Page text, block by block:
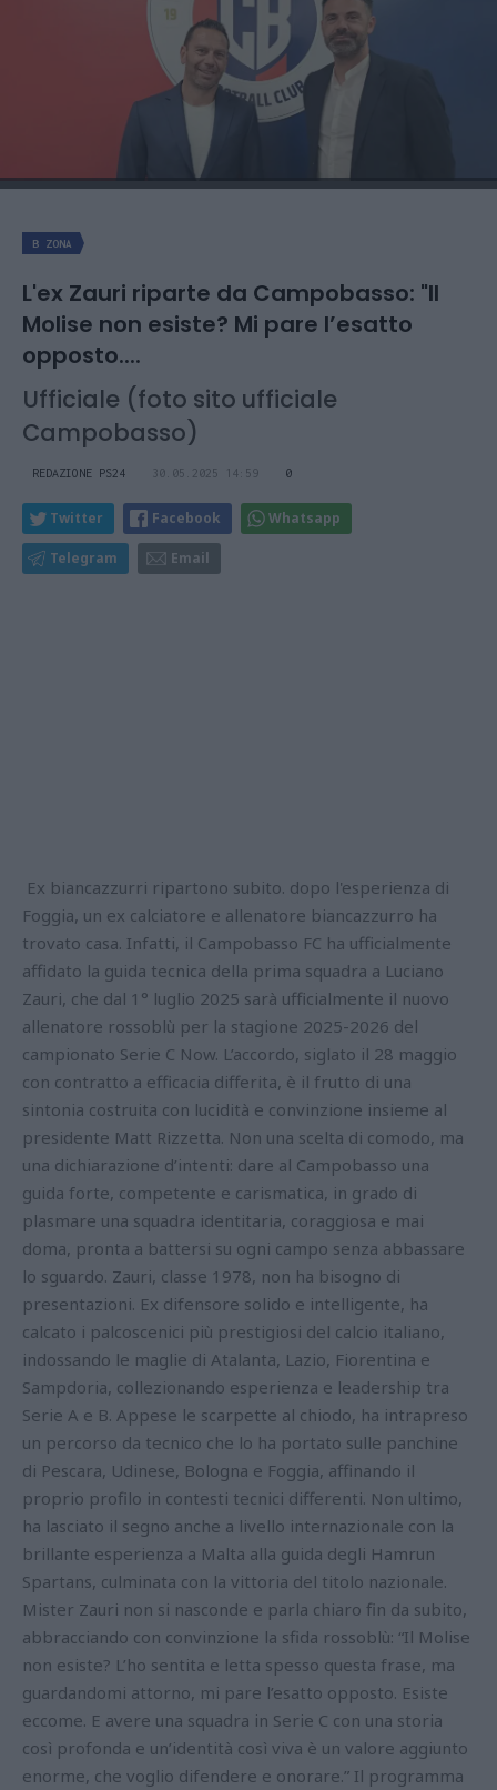
B ZONA
L'ex Zauri riparte da Campobasso: "Il
Molise non esiste? Mi pare l’esatto
opposto....
Ufficiale (foto sito ufficiale
Campobasso)
REDAZIONE PS24 30.05.2025 14:59 0
Twitter Facebook Whatsapp
Telegram Email
Ex biancazzurri ripartono subito. dopo l'esperienza di
Foggia, un ex calciatore e allenatore biancazzurro ha
trovato casa. Infatti, il Campobasso FC ha ufficialmente
affidato la guida tecnica della prima squadra a Luciano
Zauri, che dal 1° luglio 2025 sarà ufficialmente il nuovo
allenatore rossoblù per la stagione 2025-2026 del
campionato Serie C Now. L’accordo, siglato il 28 maggio
con contratto a efficacia differita, è il frutto di una
sintonia costruita con lucidità e convinzione insieme al
presidente Matt Rizzetta. Non una scelta di comodo, ma
una dichiarazione d’intenti: dare al Campobasso una
guida forte, competente e carismatica, in grado di
plasmare una squadra identitaria, coraggiosa e mai
doma, pronta a battersi su ogni campo senza abbassare
lo sguardo. Zauri, classe 1978, non ha bisogno di
presentazioni. Ex difensore solido e intelligente, ha
calcato i palcoscenici più prestigiosi del calcio italiano,
indossando le maglie di Atalanta, Lazio, Fiorentina e
Sampdoria, collezionando esperienza e leadership tra
Serie A e B. Appese le scarpette al chiodo, ha intrapreso
un percorso da tecnico che lo ha portato sulle panchine
di Pescara, Udinese, Bologna e Foggia, affinando il
proprio profilo in contesti tecnici differenti. Non ultimo,
ha lasciato il segno anche a livello internazionale con la
brillante esperienza a Malta alla guida degli Hamrun
Spartans, culminata con la vittoria del titolo nazionale.
Mister Zauri non si nasconde e parla chiaro fin da subito,
abbracciando con convinzione la sfida rossoblù: “Il Molise
non esiste? L’ho sentita e letta spesso questa frase, ma
guardandomi attorno, mi pare l’esatto opposto. Esiste
eccome. E avere una squadra in Serie C con una storia
così profonda e un’identità così viva è un valore aggiunto
enorme, che voglio difendere e onorare.” Il programma